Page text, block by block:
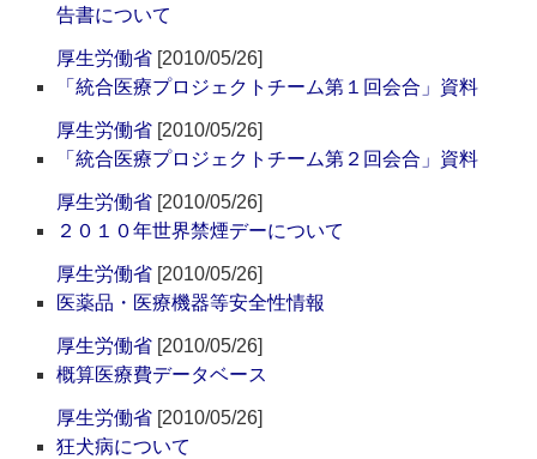
告書について
厚生労働省 [2010/05/26]
「統合医療プロジェクトチーム第１回会合」資料
厚生労働省 [2010/05/26]
「統合医療プロジェクトチーム第２回会合」資料
厚生労働省 [2010/05/26]
２０１０年世界禁煙デーについて
厚生労働省 [2010/05/26]
医薬品・医療機器等安全性情報
厚生労働省 [2010/05/26]
概算医療費データベース
厚生労働省 [2010/05/26]
狂犬病について